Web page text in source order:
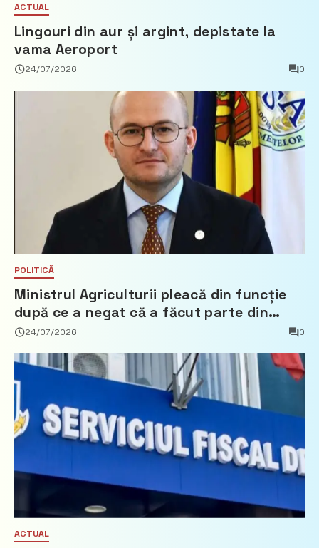
ACTUAL
Lingouri din aur și argint, depistate la
vama Aeroport
24/07/2026 0
POLITICĂ
Ministrul Agriculturii pleacă din funcție
după ce a negat că a făcut parte din
Partidul Democrat
24/07/2026 0
ACTUAL